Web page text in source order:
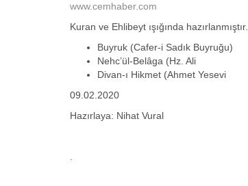
www.cemhaber.com
Kuran ve Ehlibeyt ışığında hazırlanmıştır.
Buyruk (Cafer-i Sadık Buyruğu)
Nehc’ül-Belâga (Hz. Ali
Divan-ı Hikmet (Ahmet Yesevi
09.02.2020
Hazırlaya: Nihat Vural
.